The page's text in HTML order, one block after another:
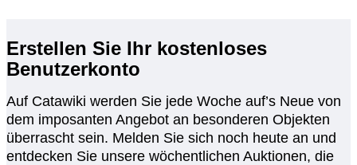
Erstellen Sie Ihr kostenloses
Benutzerkonto
Auf Catawiki werden Sie jede Woche auf’s Neue von
dem imposanten Angebot an besonderen Objekten
überrascht sein. Melden Sie sich noch heute an und
entdecken Sie unsere wöchentlichen Auktionen, die